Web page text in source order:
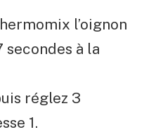
l’oignon
secondes à la
réglez 3
1.